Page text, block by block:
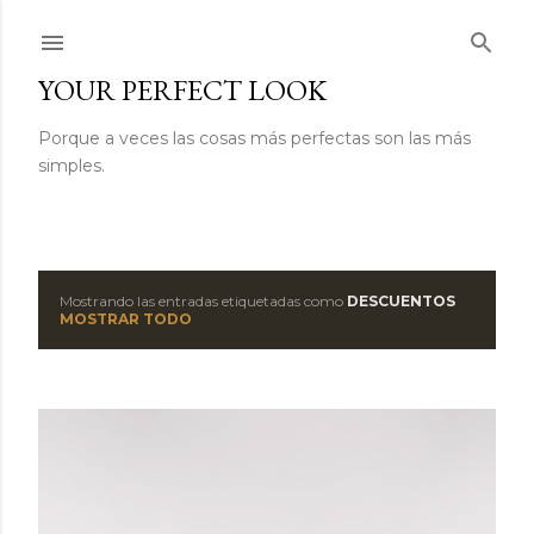
YOUR PERFECT LOOK
Porque a veces las cosas más perfectas son las más
simples.
t
Mostrando las entradas etiquetadas como DESCUENTOS
MOSTRAR TODO